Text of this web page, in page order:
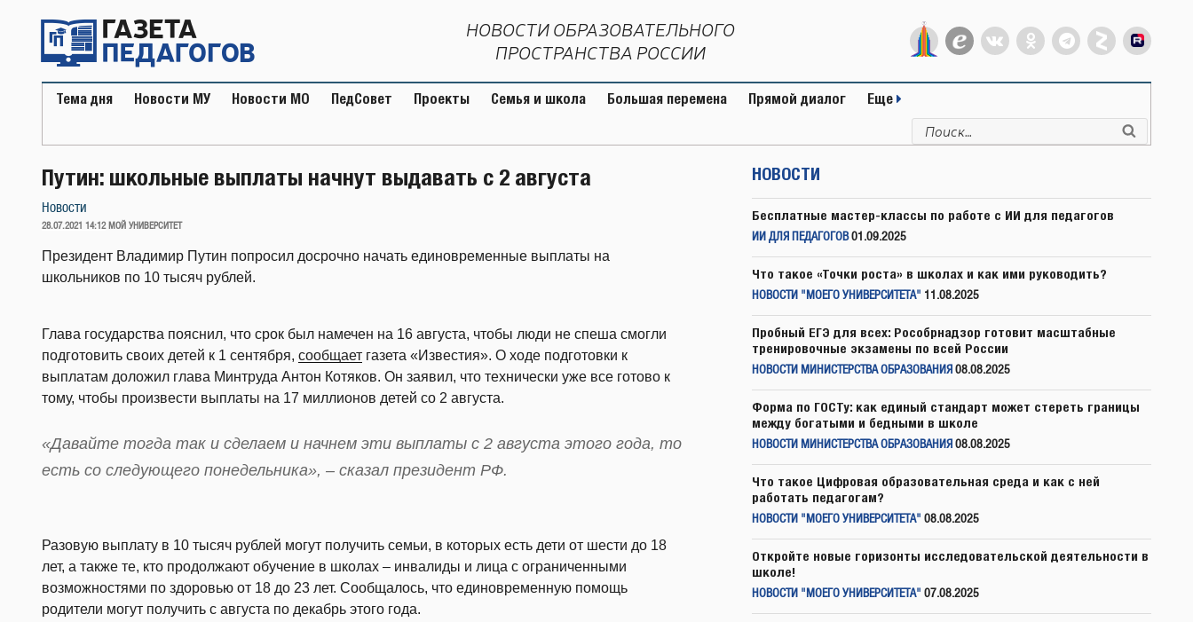
содержимому
НОВОСТИ ОБРАЗОВАТЕЛЬНОГО
ПРОСТРАНСТВА РОССИИ
Тема дня Новости МУ Новости МО ПедСовет Проекты Семья и школа Большая перемена Прямой диалог Еще
Искать:
Путин: школьные выплаты начнут выдавать с 2 августа
Новости
ОПУБЛИКОВАНО
28.07.2021 14:12 МОЙ УНИВЕРСИТЕТ
Президент Владимир Путин попросил досрочно начать единовременные выплаты на
школьников по 10 тысяч рублей.
Глава государства пояснил, что срок был намечен на 16 августа, чтобы люди не спеша смогли
подготовить своих детей к 1 сентября, сообщает газета «Известия». О ходе подготовки к
выплатам доложил глава Минтруда Антон Котяков. Он заявил, что технически уже все готово к
тому, чтобы произвести выплаты на 17 миллионов детей со 2 августа.
«Давайте тогда так и сделаем и начнем эти выплаты с 2 августа этого года, то
есть со следующего понедельника», – сказал президент РФ.
Разовую выплату в 10 тысяч рублей могут получить семьи, в которых есть дети от шести до 18
лет, а также те, кто продолжают обучение в школах – инвалиды и лица с ограниченными
возможностями по здоровью от 18 до 23 лет. Сообщалось, что единовременную помощь
родители могут получить с августа по декабрь этого года.
НОВОСТИ
Бесплатные мастер-классы по работе с ИИ для педагогов
ИИ ДЛЯ ПЕДАГОГОВ 01.09.2025
Что такое «Точки роста» в школах и как ими руководить?
НОВОСТИ "МОЕГО УНИВЕРСИТЕТА" 11.08.2025
Пробный ЕГЭ для всех: Рособрнадзор готовит масштабные
тренировочные экзамены по всей России
НОВОСТИ МИНИСТЕРСТВА ОБРАЗОВАНИЯ 08.08.2025
Форма по ГОСТу: как единый стандарт может стереть границы
между богатыми и бедными в школе
НОВОСТИ МИНИСТЕРСТВА ОБРАЗОВАНИЯ 08.08.2025
Что такое Цифровая образовательная среда и как с ней
работать педагогам?
НОВОСТИ "МОЕГО УНИВЕРСИТЕТА" 08.08.2025
Откройте новые горизонты исследовательской деятельности в
школе!
НОВОСТИ "МОЕГО УНИВЕРСИТЕТА" 07.08.2025